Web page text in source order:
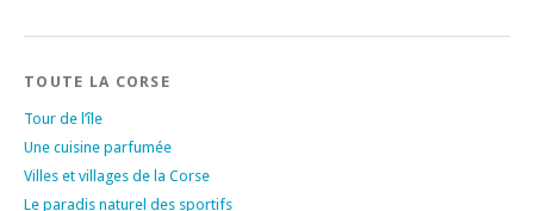
TOUTE LA CORSE
Tour de l’île
Une cuisine parfumée
Villes et villages de la Corse
Le paradis naturel des sportifs